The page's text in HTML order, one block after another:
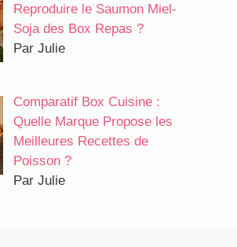
Reproduire le Saumon Miel-
Soja des Box Repas ?
Par Julie
Comparatif Box Cuisine :
Quelle Marque Propose les
Meilleures Recettes de
Poisson ?
Par Julie